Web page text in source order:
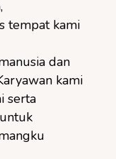
tempat kami
dan
kami
serta